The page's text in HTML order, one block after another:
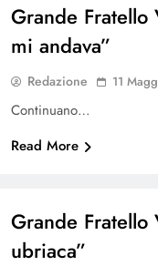
Grande Fratello
mi andava”
Redazione 11
Continuano…
Read More
Grande
ubriaca”